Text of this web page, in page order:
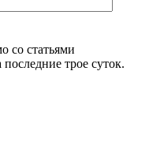
со статьями
трое суток.